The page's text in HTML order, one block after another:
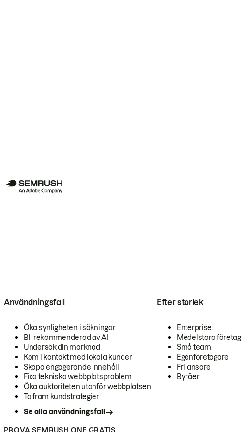
Användningsfall
Öka synligheten i sökningar
Bli rekommenderad av AI
Undersök din marknad
Kom i kontakt med lokala kunder
Skapa engagerande innehåll
Fixa tekniska webbplatsproblem
Öka auktoriteten utanför webbplatsen
Ta fram kundstrategier
Se alla användningsfall
Efter storlek
Enterprise
Medelstora företag
Små team
Egenföretagare
Frilansare
Byråer
PROVA SEMRUSH ONE GRATIS